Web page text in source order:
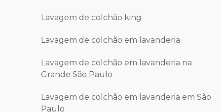
Lavagem de colchão king
Lavagem de colchão em lavanderia
Lavagem de colchão em lavanderia na
Grande São Paulo
Lavagem de colchão em lavanderia em São
Paulo